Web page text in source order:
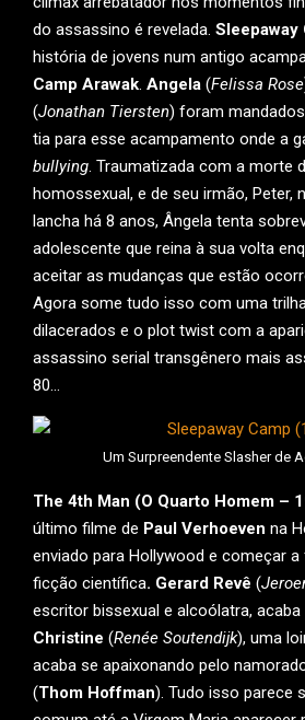
do assassino é revelada. Sleepaway
história de jovens num antigo
Camp Arawak. Angela (Felissa Rose
(Jonathan Tiersten) foram
tia para esse acampamento onde a
bullying. Traumatizada com a morte
homossexual, e de seu irmão, Peter,
lancha há 8 anos, Ângela tenta
adolescente que reina à sua volta
aceitar as mudanças que estão
Agora some tudo isso com uma
dilacerados e o plot twist com a
assassino serial transgênero mais
80…
Um Surpreendente Slasher de
The 4th Man (O Quarto Homem –
último filme de Paul Verhoeven na
enviado para Hollywood e começar
ficção científica. Gerard Revê (
escritor bissexual e alcoólatra,
Christine (Renée Soutendijk), uma
acaba se apaixonando pelo
(Thom Hoffman). Tudo isso parece